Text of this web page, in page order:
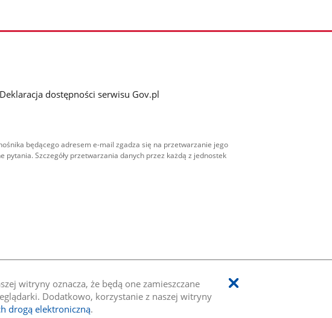
witryny oznacza, że będą one zamieszczane
Dodatkowo, korzystanie z naszej witryny
drogą elektroniczną.
Deklaracja dostępności serwisu Gov.pl
będącego adresem e-mail zgadza się na przetwarzanie jego
Szczegóły przetwarzania danych przez każdą z jednostek